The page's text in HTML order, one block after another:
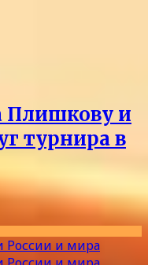
Плишкову и
турнира в